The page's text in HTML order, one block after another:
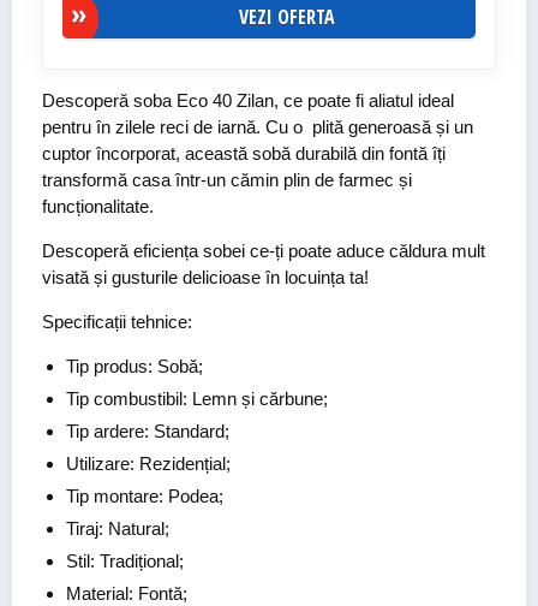
VEZI OFERTA
Descoperă soba Eco 40 Zilan, ce poate fi aliatul ideal
pentru în zilele reci de iarnă. Cu o plită generoasă și un
cuptor încorporat, această sobă durabilă din fontă îți
transformă casa într-un cămin plin de farmec și
funcționalitate.
Descoperă eficiența sobei ce-ți poate aduce căldura mult
visată și gusturile delicioase în locuința ta!
Specificații tehnice:
Tip produs: Sobă;
Tip combustibil: Lemn și cărbune;
Tip ardere: Standard;
Utilizare: Rezidențial;
Tip montare: Podea;
Tiraj: Natural;
Stil: Tradițional;
Material: Fontă;